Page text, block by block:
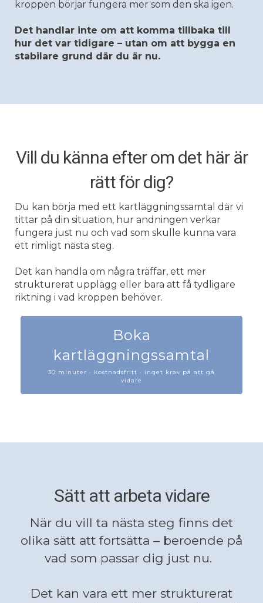
kroppen börjar fungera mer som den ska igen.
Det handlar inte om att komma tillbaka till
hur det var tidigare – utan om att bygga en
stabilare grund där du är nu.
Vill du känna efter om det här är
rätt för dig?
Du kan börja med ett kartläggningssamtal där vi
tittar på din situation, hur andningen verkar
fungera just nu och vad som skulle kunna vara
ett rimligt nästa steg.
Det kan handla om några träffar, ett mer
strukturerat upplägg eller bara att få tydligare
riktning i vad kroppen behöver.
Boka
kartläggningssamtal
30 minuter · kostnadsfritt · inget krav på att gå
vidare
Sätt att arbeta vidare
När du vill ta nästa steg finns det
olika sätt att fortsätta – beroende på
vad som passar dig just nu.
Det kan vara ett mer strukturerat